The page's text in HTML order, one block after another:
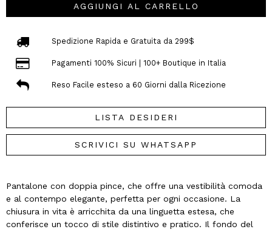
AGGIUNGI AL CARRELLO
Spedizione Rapida e Gratuita da 299$
Pagamenti 100% Sicuri | 100+ Boutique in Italia
Reso Facile esteso a 60 Giorni dalla Ricezione
LISTA DESIDERI
SCRIVICI SU WHATSAPP
Pantalone con doppia pince, che offre una vestibilità comoda
e al contempo elegante, perfetta per ogni occasione. La
chiusura in vita è arricchita da una linguetta estesa, che
conferisce un tocco di stile distintivo e pratico. Il fondo del